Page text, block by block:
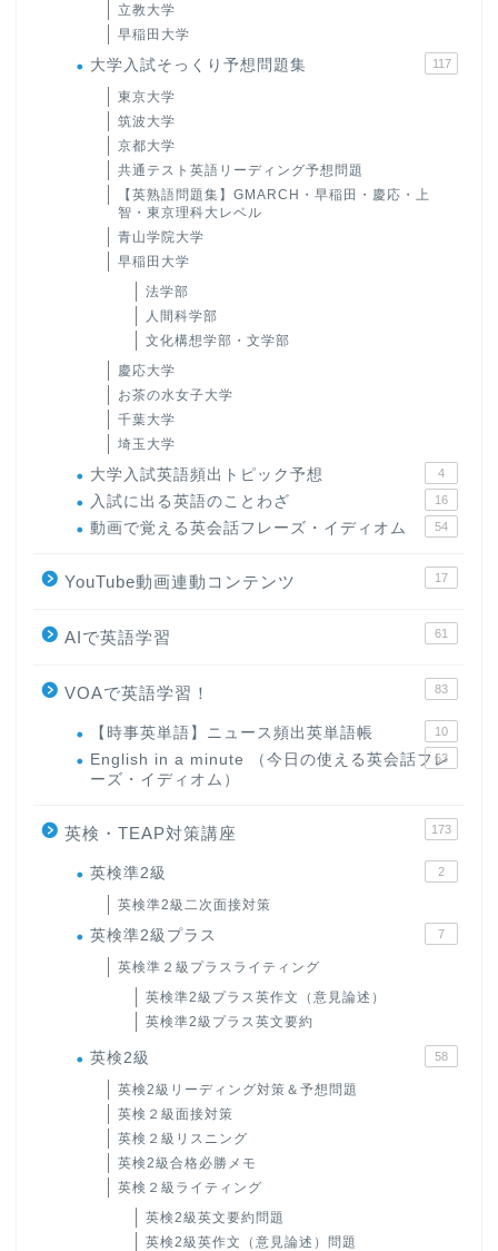
立教大学
早稲田大学
大学入試そっくり予想問題集 117
東京大学
筑波大学
京都大学
共通テスト英語リーディング予想問題
【英熟語問題集】GMARCH・早稲田・慶応・上
智・東京理科大レベル
青山学院大学
早稲田大学
法学部
人間科学部
文化構想学部・文学部
慶応大学
お茶の水女子大学
千葉大学
埼玉大学
大学入試英語頻出トピック予想 4
入試に出る英語のことわざ 16
動画で覚える英会話フレーズ・イディオム 54
YouTube動画連動コンテンツ 17
AIで英語学習 61
VOAで英語学習！ 83
【時事英単語】ニュース頻出英単語帳 10
English in a minute （今日の使える英会話フレ
ーズ・イディオム）
63
英検・TEAP対策講座 173
英検準2級 2
英検準2級二次面接対策
英検準2級プラス 7
英検準２級プラスライティング
英検準2級プラス英作文（意見論述）
英検準2級プラス英文要約
英検2級 58
英検2級リーディング対策＆予想問題
英検２級面接対策
英検２級リスニング
英検2級合格必勝メモ
英検２級ライティング
英検2級英文要約問題
英検2級英作文（意見論述）問題